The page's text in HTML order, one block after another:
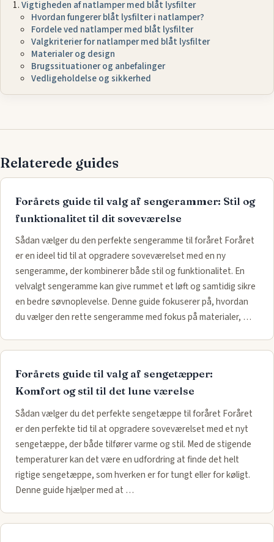
Vigtigheden af natlamper med blåt lysfilter
Hvordan fungerer blåt lysfilter i natlamper?
Fordele ved natlamper med blåt lysfilter
Valgkriterier for natlamper med blåt lysfilter
Materialer og design
Brugssituationer og anbefalinger
Vedligeholdelse og sikkerhed
Relaterede guides
Forårets guide til valg af sengerammer: Stil og
funktionalitet til dit soveværelse
Sådan vælger du den perfekte sengeramme til foråret Foråret
er en ideel tid til at opgradere soveværelset med en ny
sengeramme, der kombinerer både stil og funktionalitet. En
velvalgt sengeramme kan give rummet et løft og samtidig sikre
en bedre søvnoplevelse. Denne guide fokuserer på, hvordan
du vælger den rette sengeramme med fokus på materialer, …
Forårets guide til valg af sengetæpper:
Komfort og stil til det lune værelse
Sådan vælger du det perfekte sengetæppe til foråret Foråret
er den perfekte tid til at opgradere soveværelset med et nyt
sengetæppe, der både tilfører varme og stil. Med de stigende
temperaturer kan det være en udfordring at finde det helt
rigtige sengetæppe, som hverken er for tungt eller for køligt.
Denne guide hjælper med at …